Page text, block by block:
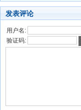
发表评论
用户名:
验证码: